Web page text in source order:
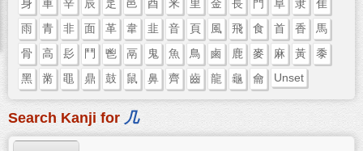
身
車 辛 辰 辵 邑 酉 釆 里 金 長 門 阜 隶
隹
雨
青 非 面 革 韋 韭 音 頁 風 飛 食 首 香
馬
骨
高 髟 鬥 鬯 鬲 鬼 魚 鳥 鹵 鹿 麥 麻 黃
黍
黑
黹 黽 鼎 鼓 鼠 鼻 齊 齒 龍 龜 龠 Unset
Search Kanji for 几